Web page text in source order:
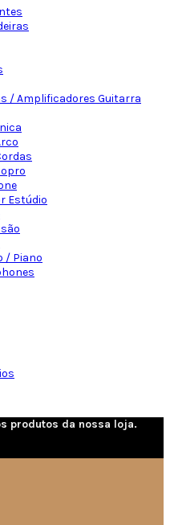
/ Amplificadores Guitarra
Estúdio
/ Piano
produtos da nossa loja.